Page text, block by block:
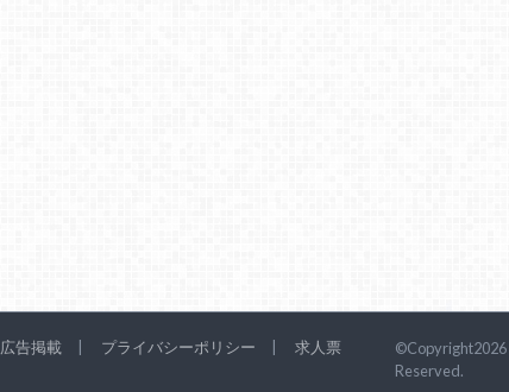
広告掲載 プライバシーポリシー 求人票 ©Copyright2026
Reserved.